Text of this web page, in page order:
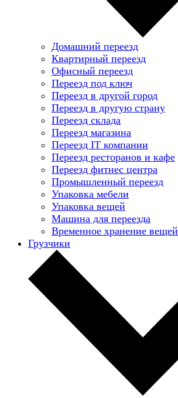
Домашний переезд
Квартирный переезд
Офисный переезд
Переезд под ключ
Переезд в другой город
Переезд в другую страну
Переезд склада
Переезд магазина
Переезд IT компании
Переезд ресторанов и кафе
Переезд фитнес центра
Промышленный переезд
Упаковка мебели
Упаковка вещей
Машина для переезда
Временное хранение вещей
Грузчики